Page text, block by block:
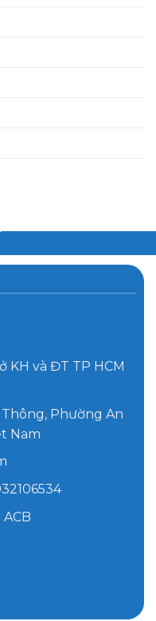
KH và ĐT TP HCM
Phường An
Nam